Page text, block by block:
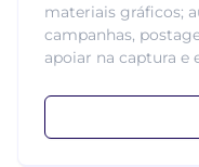
materiais gráficos;
campanhas,
apoiar na captura e